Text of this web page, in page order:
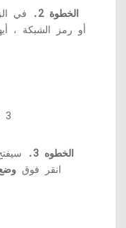
الخطوة 2.
في
الخطوه 3.
انقر فوق